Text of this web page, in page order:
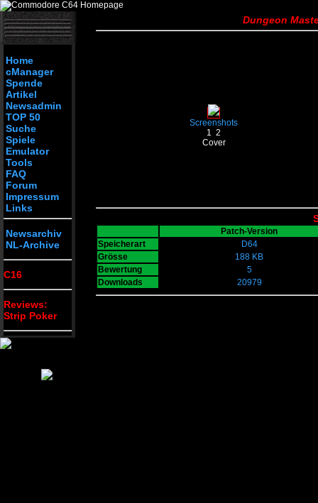
Home
cManager
Spende
Artikel
Newsadmin
TOP 50
Suche
Spiele
Emulator
Tools
FAQ
Forum
Impressum
Links
Newsarchiv
NL-Archive
C16
Reviews:
Strip Poker
Dungeon
Screenshots
1 2
Cover
Patch-Version
Speicherart
D64
Grösse
188 KB
Bewertung
5
Downloads
20979